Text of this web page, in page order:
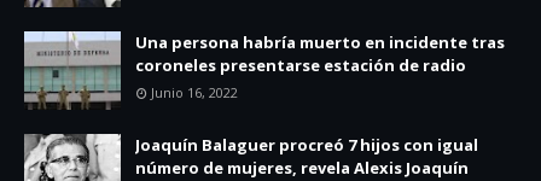
Una persona habría muerto en incidente tras
coroneles presentarse estación de radio
Junio 16, 2022
Joaquín Balaguer procreó 7 hijos con igual
número de mujeres, revela Alexis Joaquín